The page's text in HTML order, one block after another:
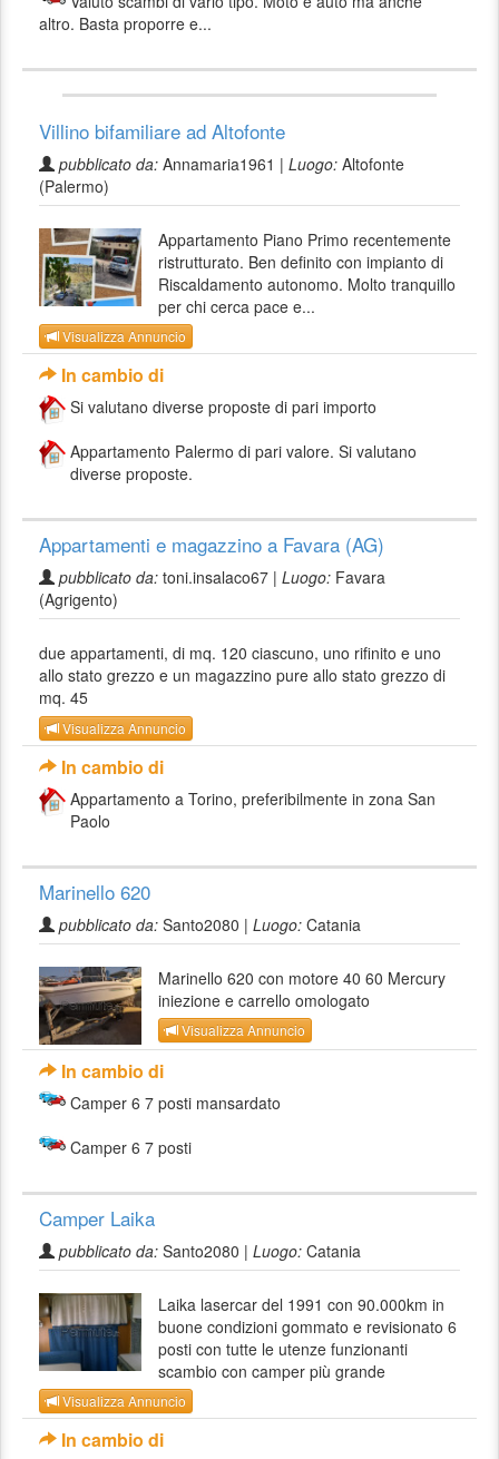
altro. Basta proporre e...
Villino bifamiliare ad Altofonte
pubblicato da: Annamaria1961 | Luogo: Altofonte
(Palermo)
Appartamento Piano Primo recentemente
ristrutturato. Ben definito con impianto di
Riscaldamento autonomo. Molto tranquillo
per chi cerca pace e...
Visualizza Annuncio
In cambio di
Si valutano diverse proposte di pari importo
Appartamento Palermo di pari valore. Si valutano
diverse proposte.
Appartamenti e magazzino a Favara (AG)
pubblicato da: toni.insalaco67 | Luogo: Favara
(Agrigento)
due appartamenti, di mq. 120 ciascuno, uno rifinito e uno
allo stato grezzo e un magazzino pure allo stato grezzo di
mq. 45
Visualizza Annuncio
In cambio di
Appartamento a Torino, preferibilmente in zona San
Paolo
Marinello 620
pubblicato da: Santo2080 | Luogo: Catania
Marinello 620 con motore 40 60 Mercury
iniezione e carrello omologato
Visualizza Annuncio
In cambio di
Camper 6 7 posti mansardato
Camper 6 7 posti
Camper Laika
pubblicato da: Santo2080 | Luogo: Catania
Laika lasercar del 1991 con 90.000km in
buone condizioni gommato e revisionato 6
posti con tutte le utenze funzionanti
scambio con camper più grande
Visualizza Annuncio
In cambio di